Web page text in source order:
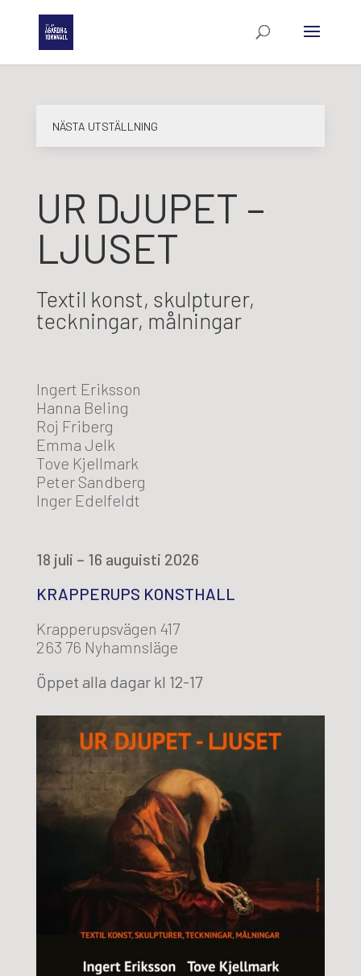
NÄSTA UTSTÄLLNING
UR DJUPET –
LJUSET
Textil konst, skulpturer,
teckningar, målningar
Ingert Eriksson
Hanna Beling
Roj Friberg
Emma Jelk
Tove Kjellmark
Peter Sandberg
Inger Edelfeldt
18 juli – 16 auguisti 2026
KRAPPERUPS KONSTHALL
Krapperupsvägen 417
263 76 Nyhamnsläge
Öppet alla dagar kl 12-17